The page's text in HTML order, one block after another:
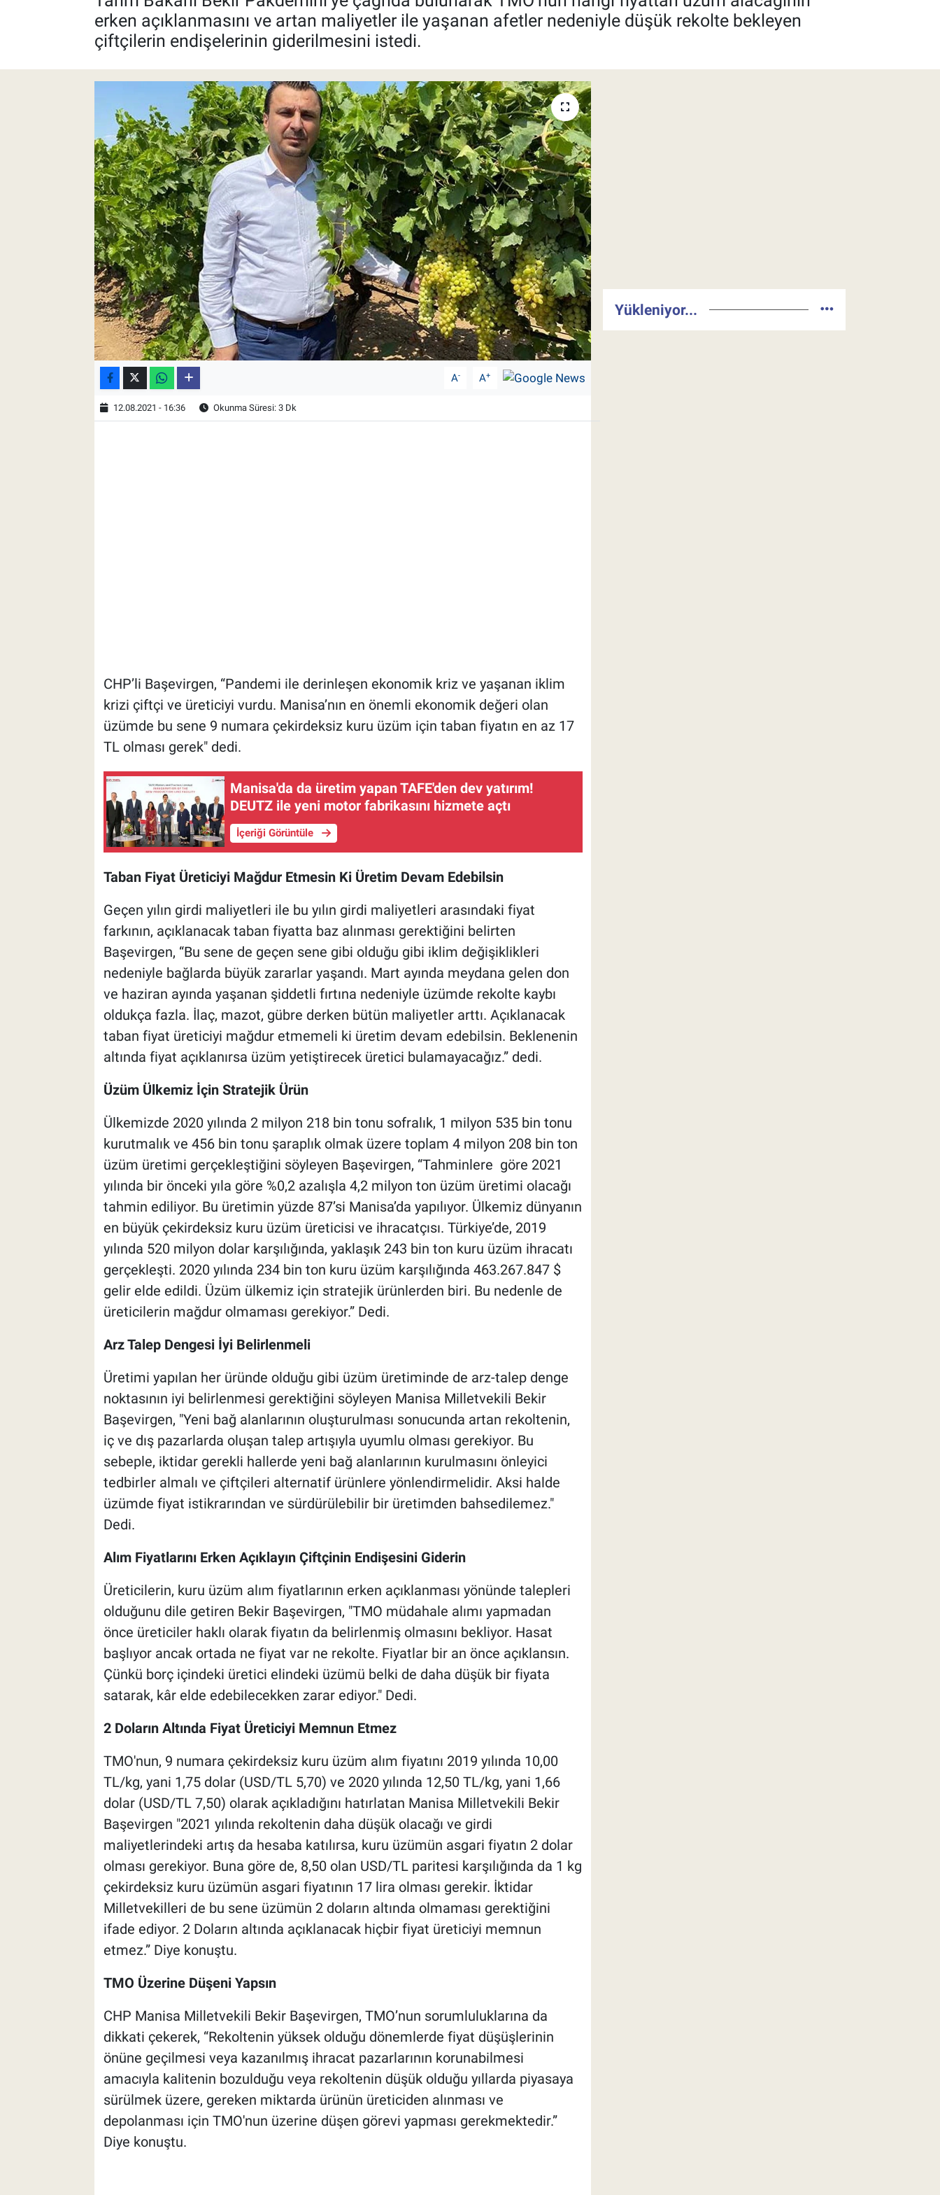
erken açıklanmasını ve artan maliyetler ile yaşanan afetler nedeniyle düşük rekolte bekleyen
çiftçilerin endişelerinin giderilmesini istedi.
A- A+
12.08.2021 - 16:36 Okunma Süresi: 3 Dk
CHP’li Başevirgen, “Pandemi ile derinleşen ekonomik kriz ve yaşanan iklim
krizi çiftçi ve üreticiyi vurdu. Manisa’nın en önemli ekonomik değeri olan
üzümde bu sene 9 numara çekirdeksiz kuru üzüm için taban fiyatın en az 17
TL olması gerek" dedi.
Manisa'da da üretim yapan TAFE'den dev yatırım!
DEUTZ ile yeni motor fabrikasını hizmete açtı
İçeriği Görüntüle
Taban Fiyat Üreticiyi Mağdur Etmesin Ki Üretim Devam Edebilsin
Geçen yılın girdi maliyetleri ile bu yılın girdi maliyetleri arasındaki fiyat
farkının, açıklanacak taban fiyatta baz alınması gerektiğini belirten
Başevirgen, “Bu sene de geçen sene gibi olduğu gibi iklim değişiklikleri
nedeniyle bağlarda büyük zararlar yaşandı. Mart ayında meydana gelen don
ve haziran ayında yaşanan şiddetli fırtına nedeniyle üzümde rekolte kaybı
oldukça fazla. İlaç, mazot, gübre derken bütün maliyetler arttı. Açıklanacak
taban fiyat üreticiyi mağdur etmemeli ki üretim devam edebilsin. Beklenenin
altında fiyat açıklanırsa üzüm yetiştirecek üretici bulamayacağız.” dedi.
Üzüm Ülkemiz İçin Stratejik Ürün
Ülkemizde 2020 yılında 2 milyon 218 bin tonu sofralık, 1 milyon 535 bin tonu
kurutmalık ve 456 bin tonu şaraplık olmak üzere toplam 4 milyon 208 bin ton
üzüm üretimi gerçekleştiğini söyleyen Başevirgen, “Tahminlere göre 2021
yılında bir önceki yıla göre %0,2 azalışla 4,2 milyon ton üzüm üretimi olacağı
tahmin ediliyor. Bu üretimin yüzde 87’si Manisa’da yapılıyor. Ülkemiz dünyanın
en büyük çekirdeksiz kuru üzüm üreticisi ve ihracatçısı. Türkiye’de, 2019
yılında 520 milyon dolar karşılığında, yaklaşık 243 bin ton kuru üzüm ihracatı
gerçekleşti. 2020 yılında 234 bin ton kuru üzüm karşılığında 463.267.847 $
gelir elde edildi. Üzüm ülkemiz için stratejik ürünlerden biri. Bu nedenle de
üreticilerin mağdur olmaması gerekiyor.” Dedi.
Arz Talep Dengesi İyi Belirlenmeli
Üretimi yapılan her üründe olduğu gibi üzüm üretiminde de arz-talep denge
noktasının iyi belirlenmesi gerektiğini söyleyen Manisa Milletvekili Bekir
Başevirgen, "Yeni bağ alanlarının oluşturulması sonucunda artan rekoltenin,
iç ve dış pazarlarda oluşan talep artışıyla uyumlu olması gerekiyor. Bu
sebeple, iktidar gerekli hallerde yeni bağ alanlarının kurulmasını önleyici
tedbirler almalı ve çiftçileri alternatif ürünlere yönlendirmelidir. Aksi halde
üzümde fiyat istikrarından ve sürdürülebilir bir üretimden bahsedilemez."
Dedi.
Alım Fiyatlarını Erken Açıklayın Çiftçinin Endişesini Giderin
Üreticilerin, kuru üzüm alım fiyatlarının erken açıklanması yönünde talepleri
olduğunu dile getiren Bekir Başevirgen, "TMO müdahale alımı yapmadan
önce üreticiler haklı olarak fiyatın da belirlenmiş olmasını bekliyor. Hasat
başlıyor ancak ortada ne fiyat var ne rekolte. Fiyatlar bir an önce açıklansın.
Çünkü borç içindeki üretici elindeki üzümü belki de daha düşük bir fiyata
satarak, kâr elde edebilecekken zarar ediyor." Dedi.
2 Doların Altında Fiyat Üreticiyi Memnun Etmez
TMO'nun, 9 numara çekirdeksiz kuru üzüm alım fiyatını 2019 yılında 10,00
TL/kg, yani 1,75 dolar (USD/TL 5,70) ve 2020 yılında 12,50 TL/kg, yani 1,66
dolar (USD/TL 7,50) olarak açıkladığını hatırlatan Manisa Milletvekili Bekir
Başevirgen "2021 yılında rekoltenin daha düşük olacağı ve girdi
maliyetlerindeki artış da hesaba katılırsa, kuru üzümün asgari fiyatın 2 dolar
olması gerekiyor. Buna göre de, 8,50 olan USD/TL paritesi karşılığında da 1 kg
çekirdeksiz kuru üzümün asgari fiyatının 17 lira olması gerekir. İktidar
Milletvekilleri de bu sene üzümün 2 doların altında olmaması gerektiğini
ifade ediyor. 2 Doların altında açıklanacak hiçbir fiyat üreticiyi memnun
etmez.” Diye konuştu.
TMO Üzerine Düşeni Yapsın
CHP Manisa Milletvekili Bekir Başevirgen, TMO’nun sorumluluklarına da
dikkati çekerek, “Rekoltenin yüksek olduğu dönemlerde fiyat düşüşlerinin
önüne geçilmesi veya kazanılmış ihracat pazarlarının korunabilmesi
amacıyla kalitenin bozulduğu veya rekoltenin düşük olduğu yıllarda piyasaya
sürülmek üzere, gereken miktarda ürünün üreticiden alınması ve
depolanması için TMO'nun üzerine düşen görevi yapması gerekmektedir.”
Diye konuştu.
Yükleniyor...
Pankobirlik
Yetiştirici Soruyor
Dünyada Tarım
Üretici Birlikleri
Şeker ve Şekerli Mamüller
Tahıllar ve Baklagiller